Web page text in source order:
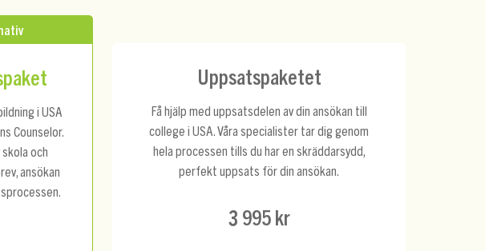
i USA
Counselor.
skola och
ansökan
Uppsatspaketet
Få hjälp med uppsatsdelen av din ansökan till
college i USA. Våra specialister tar dig genom
hela processen tills du har en skräddarsydd,
perfekt uppsats för din ansökan.
3 995 kr